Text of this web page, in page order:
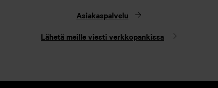
Asiakaspalvelu
Lähetä meille viesti verkkopankissa